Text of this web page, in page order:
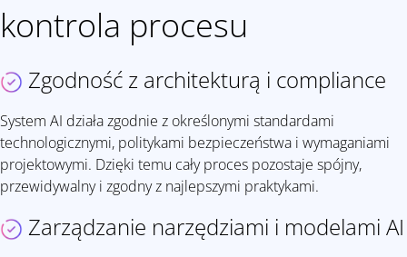
kontrola procesu
Zgodność z architekturą i compliance
System AI działa zgodnie z określonymi standardami
technologicznymi, politykami bezpieczeństwa i wymaganiami
projektowymi. Dzięki temu cały proces pozostaje spójny,
przewidywalny i zgodny z najlepszymi praktykami.
Zarządzanie narzędziami i modelami AI